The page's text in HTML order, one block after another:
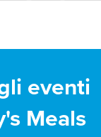
eventi
Meals